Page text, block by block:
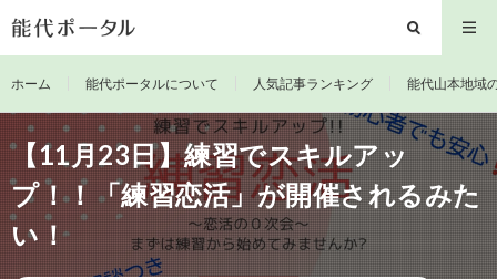
ホーム 能代ポータルについて 人気記事ランキング 能代山本地域
【11月23日】練習でスキルアッ
プ！！「練習恋活」が開催されるみた
い！